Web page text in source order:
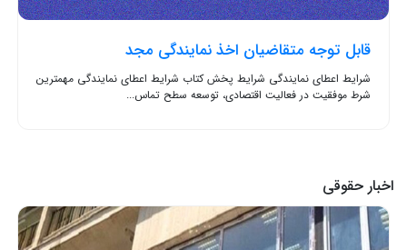
قابل توجه متقاضیان اخذ نمایندگی مجد
شرایط اعطای نمایندگی شرایط پخش کتاب شرایط اعطای نمایندگی مهمترین
شرط موفقیت در فعالیت اقتصادی، توسعه سطح تماس...
اخبار حقوقی